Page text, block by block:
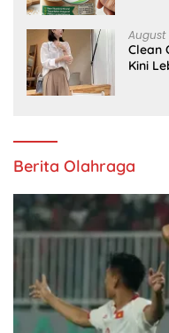
August
Clean
Kini
Berita Olahraga